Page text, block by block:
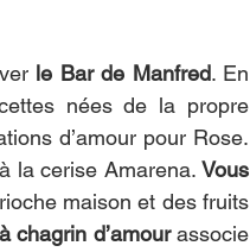
le Bar de Manfred. En
nées de la propre
la cerise Amarena. Vous
maison et des fruits
chagrin d’amour associe